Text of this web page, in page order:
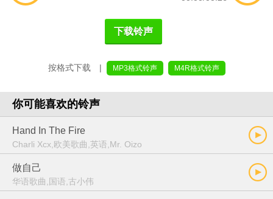
下载铃声
按格式下载 | MP3格式铃声 M4R格式铃声
你可能喜欢的铃声
Hand In The Fire
Charli Xcx,欧美歌曲,英语,Mr. Oizo
做自己
华语歌曲,国语,古小伟